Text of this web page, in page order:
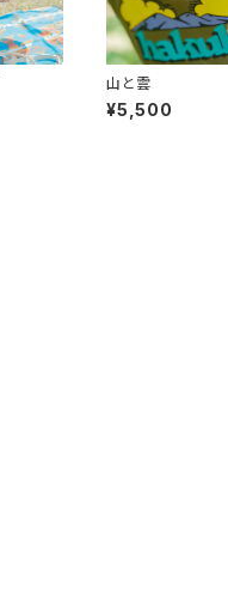
山と雲
¥5,500